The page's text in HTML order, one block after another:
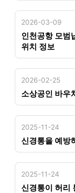
2026-03-09
인천공항 모범
위치 정보
2026-02-25
소상공인 바우
2025-11-24
신경통을 예방
2025-11-24
신경통이 허리